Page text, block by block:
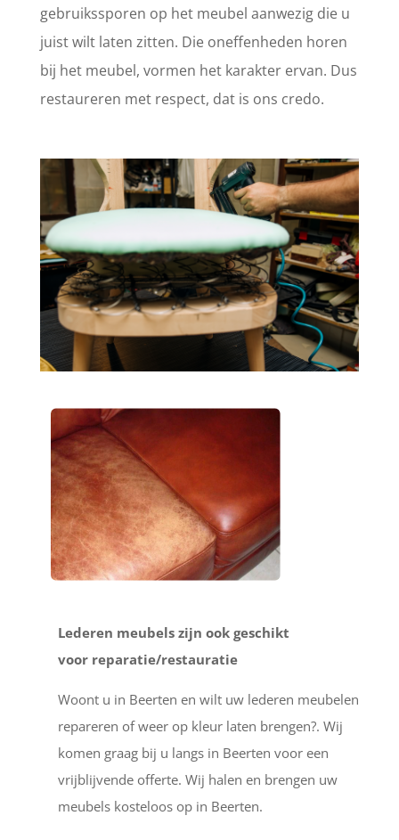
gebruikssporen op het meubel aanwezig die u
juist wilt laten zitten. Die oneffenheden horen
bij het meubel, vormen het karakter ervan. Dus
restaureren met respect, dat is ons credo.
Lederen meubels zijn ook geschikt
voor reparatie/restauratie
Woont u in Beerten en wilt uw lederen meubelen
repareren of weer op kleur laten brengen?. Wij
komen graag bij u langs in Beerten voor een
vrijblijvende offerte. Wij halen en brengen uw
meubels kosteloos op in Beerten.